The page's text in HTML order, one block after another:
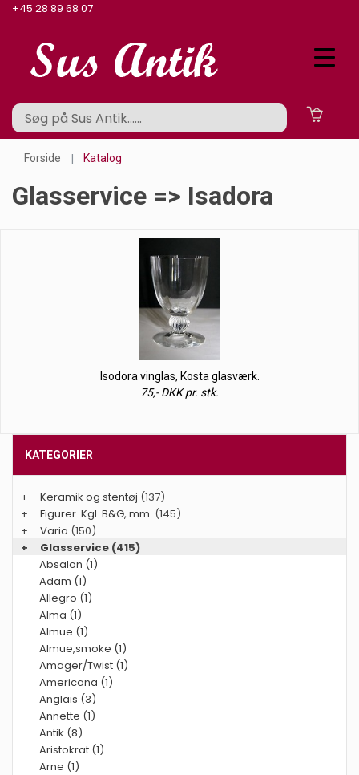
+45 28 89 68 07
Forside Katalog
Glasservice => Isadora
Isodora vinglas, Kosta glasværk.
75,- DKK pr. stk.
KATEGORIER
+ Keramik og stentøj (137)
+
Figurer. Kgl. B&G, mm. (145)
+
Varia (150)
+
Glasservice (415)
Absalon (1)
Adam (1)
Allegro (1)
Alma (1)
Almue (1)
Almue,smoke (1)
Amager/Twist (1)
Americana (1)
Anglais (3)
Annette (1)
Antik (8)
Aristokrat (1)
Arne (1)